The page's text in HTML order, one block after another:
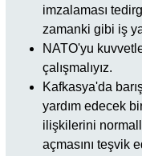
imzalaması
zamanki gibi iş
NATO'yu
çalışmalıyız.
Kafkasya'da
yardım edecek
ilişkilerini
açmasını teşvik